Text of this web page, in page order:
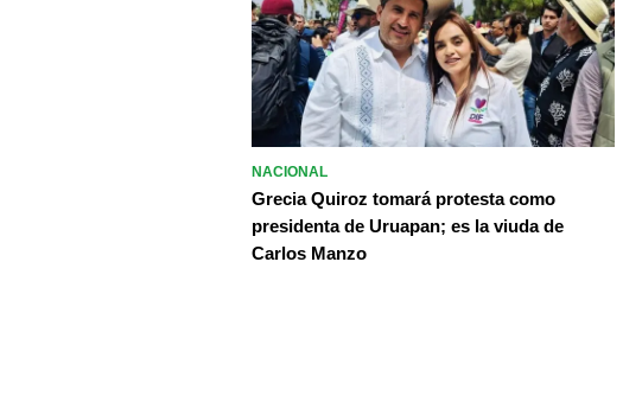
NACIONAL
Grecia Quiroz tomará protesta como
presidenta de Uruapan; es la viuda de
Carlos Manzo